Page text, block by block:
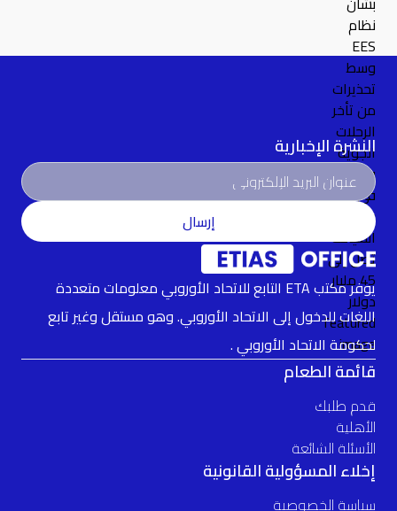
النشرة الإخبارية
إرسال
يوفر مكتب ETA التابع للاتحاد الأوروبي معلومات متعددة
اللغات للدخول إلى الاتحاد الأوروبي. وهو مستقل وغير تابع
لحكومة الاتحاد الأوروبي .
قائمة الطعام
قدم طلبك
الأهلية
الأسئلة الشائعة
إخلاء المسؤولية القانونية
سياسة الخصوصية